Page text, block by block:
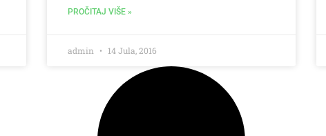
PROČITAJ VIŠE »
admin 14 Jula, 2016